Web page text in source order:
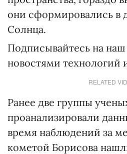
они сформировались в
Солнца.
Подписывайтесь на наш
новостями технологий
RELATED
Ранее две группы
проанализировали
время наблюдений за
кометой Борисова